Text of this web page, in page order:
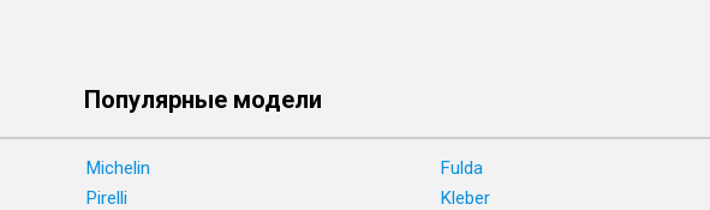
Популярные модели
Michelin
Fulda
Pirelli
Kleber